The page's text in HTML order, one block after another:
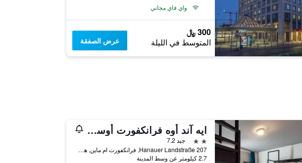
واي فاي مجاني
300 ﷼
المتوسط في الليلة عرض الصفقة
ايه آند أوه فرانكفورت أوستيند
2 نجمتين
جيد 7.2
Hanauer Landstraße 207, فرانكفورت ام ماين, هسه, ألمانيا
2.7 كيلومتر عن وسط المدينة